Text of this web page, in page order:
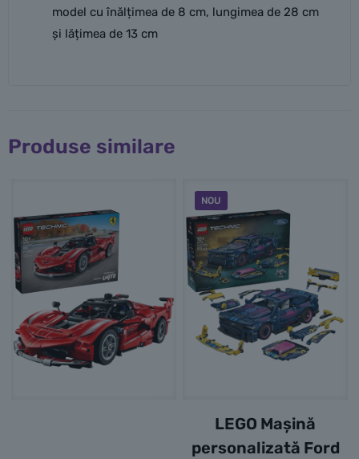
model cu înălțimea de 8 cm, lungimea de 28 cm
și lățimea de 13 cm
Produse similare
NOU
LEGO Mașină
personalizată Ford